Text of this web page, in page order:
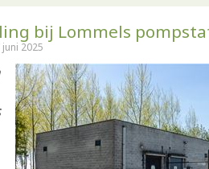
bij Lommels
2025